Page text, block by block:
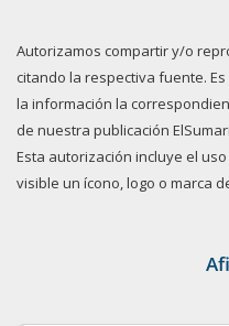
Autorizamos compartir y/o
citando la respectiva fuente.
la información la
de nuestra publicación
Esta autorización incluye el
visible un ícono, logo o marca